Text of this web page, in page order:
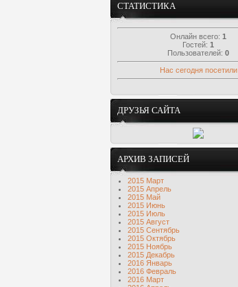
СТАТИСТИКА
Онлайн всего: 1
Гостей: 1
Пользователей: 0
Нас сегодня посетили
ДРУЗЬЯ САЙТА
АРХИВ ЗАПИСЕЙ
2015 Март
2015 Апрель
2015 Май
2015 Июнь
2015 Июль
2015 Август
2015 Сентябрь
2015 Октябрь
2015 Ноябрь
2015 Декабрь
2016 Январь
2016 Февраль
2016 Март